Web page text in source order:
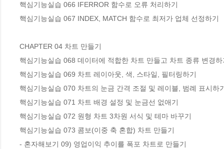
핵심기능실습 066 IFERROR 함수로 오류 처리하기
핵심기능실습 067 INDEX, MATCH 함수로 최저가 업체 선정하기
CHAPTER 04 차트 만들기
핵심기능실습 068 데이터에 적합한 차트 만들고 차트 종류 변경하
핵심기능실습 069 차트 레이아웃, 색, 스타일, 필터링하기
핵심기능실습 070 차트의 눈금 간격 조절 및 레이블, 범례 표시하
핵심기능실습 071 차트 배경 설정 및 눈금선 없애기
핵심기능실습 072 원형 차트 3차원 서식 및 테마 바꾸기
핵심기능실습 073 콤보(이중 축 혼합) 차트 만들기
- 혼자해보기 09) 영업이익 추이를 폭포 차트로 만들기